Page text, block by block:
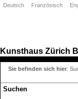
Kunsthaus Zürich
Suchen
Deutsch Französisch
Sie befinden sich hier: